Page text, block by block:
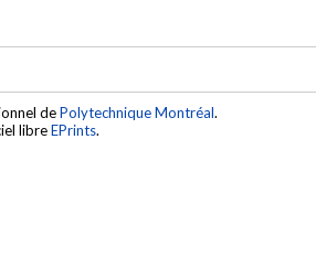
dePolytechnique Montréal.
libreEPrints.